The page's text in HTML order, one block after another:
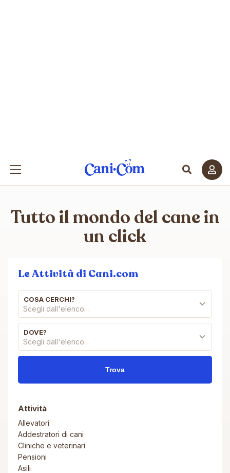
Tutto il mondo del cane in
un click
Le Attività di Cani.com
COSA CERCHI?
Scegli dall'elenco…
DOVE?
Scegli dall'elenco…
Attività
Allevatori
Addestratori di cani
Cliniche e veterinari
Pensioni
Asili